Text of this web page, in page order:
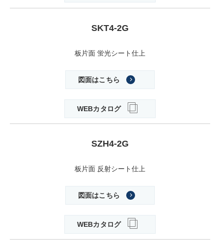
SKT4-2G
板片面 蛍光シート仕上
図面はこちら
WEBカタログ
SZH4-2G
板片面 反射シート仕上
図面はこちら
WEBカタログ